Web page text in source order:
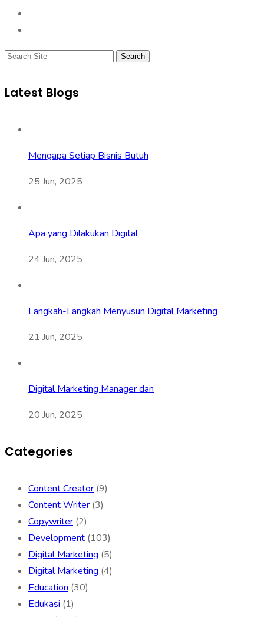
Search
Latest Blogs
Mengapa Setiap Bisnis Butuh
25 Jun, 2025
Apa yang Dilakukan Digital
24 Jun, 2025
Langkah-Langkah Menyusun Digital Marketing
21 Jun, 2025
Digital Marketing Manager dan
20 Jun, 2025
Categories
Content Creator (9)
Content Writer (3)
Copywriter (2)
Development (103)
Digital Marketing (5)
Digital Marketing (4)
Education (30)
Edukasi (1)